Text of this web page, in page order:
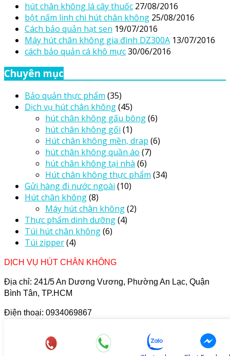
hút chân không lá cây thuốc 27/08/2016
bột nấm linh chi hút chân không 25/08/2016
Cách bảo quản hạt sen 19/07/2016
Máy hút chân không gia đình DZ300A 13/07/2016
cách bảo quản cá khô mực30/06/2016
Chuyên mục
Bảo quản thực phẩm (35)
Dịch vụ hút chân không(45)
hút chân không gấu bông(6)
hút chân không gối (1)
Hút chân không mền, drap (6)
hút chân không quần áo (7)
hút chân không tại nhà (6)
Hút chân không thực phẩm (34)
Gửi hàng đi nước ngoài (10)
Hút chân không(8)
Máy hút chân không(2)
Thực phẩm dinh dưỡng(4)
Túi hút chân không(6)
Túi zipper(4)
DỊCH VỤ HÚT CHÂN KHÔNG
Địa chỉ: 241/5 An Dương Vương, Phường An Lạc, Quận
Bình Tân, TP.HCM
Điện thoại: 0934069867
Giờ làm việc: 9h00 - 18h00